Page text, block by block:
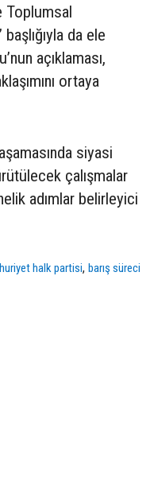
Toplumsal
da ele
açıklaması,
ortaya
siyasi
çalışmalar
adımlar belirleyici
halk partisi,barış süreci